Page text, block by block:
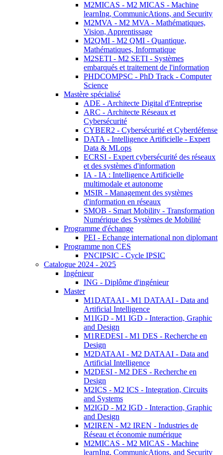
M2MICAS - M2 MICAS - Machine
learnIng, CommunicAtions, and Security
M2MVA - M2 MVA - Mathématiques,
Vision, Apprentissage
M2QMI - M2 QMI - Quantique,
Mathématiques, Informatique
M2SETI - M2 SETI - Systèmes
embarqués et traitement de l'information
PHDCOMPSC - PhD Track - Computer
Science
Mastère spécialisé
ADE - Architecte Digital d'Entreprise
ARC - Architecte Réseaux et
Cybersécurité
CYBER2 - Cybersécurité et Cyberdéfense
DATA - Intelligence Artificielle - Expert
Data & MLops
ECRSI - Expert cybersécurité des réseaux
et des systèmes d'information
IA - IA : Intelligence Artificielle
multimodale et autonome
MSIR - Management des systèmes
d'information en réseaux
SMOB - Smart Mobility - Transformation
Numérique des Systèmes de Mobilité
Programme d'échange
PEI - Echange international non diplomant
Programme non CES
PNCIPSIC - Cycle IPSIC
Catalogue 2024 - 2025
Ingénieur
ING - Diplôme d'ingénieur
Master
M1DATAAI - M1 DATAAI - Data and
Artificial Intelligence
M1IGD - M1 IGD - Interaction, Graphic
and Design
M1REDESI - M1 DES - Recherche en
Design
M2DATAAI - M2 DATAAI - Data and
Artificial Intelligence
M2DESI - M2 DES - Recherche en
Design
M2ICS - M2 ICS - Integration, Circuits
and Systems
M2IGD - M2 IGD - Interaction, Graphic
and Design
M2IREN - M2 IREN - Industries de
Réseau et économie numérique
M2MICAS - M2 MICAS - Machine
learnIng, CommunicAtions, and Security